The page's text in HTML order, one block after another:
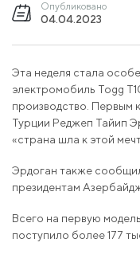
Опубликовано
04.04.2023
Эта неделя стала
электромобиль Togg
производство. Первым
Турции Реджеп Тайип
«страна шла к этой
Эрдоган также
президентам
Всего на первую
поступило более 177